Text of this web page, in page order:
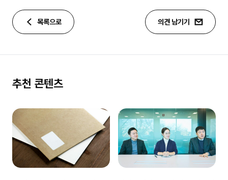
목록으로 의견 남기기
추천 콘텐츠